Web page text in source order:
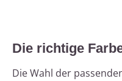
Die richtige
Die Wahl der